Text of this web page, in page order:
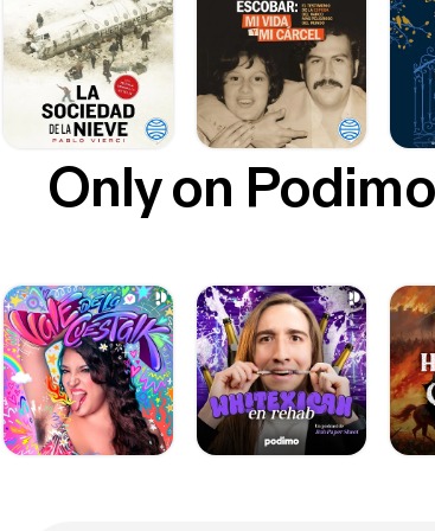
Only on Podimo